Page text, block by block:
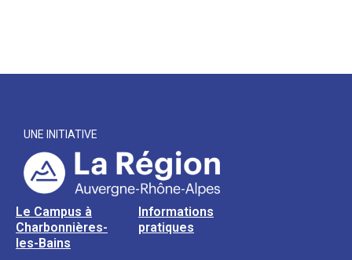
UNE INITIATIVE
Le Campus à
Charbonnières-
les-Bains
Informations
pratiques